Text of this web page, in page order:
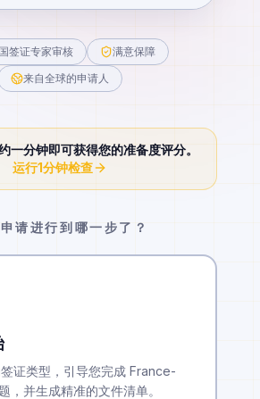
签证专家审核
满意保障
来自全球的申请人
一分钟即可获得您的准备度评分。
运行1分钟检查
请进行到哪一步了？
证类型，引导您完成 France-
，并生成精准的文件清单。